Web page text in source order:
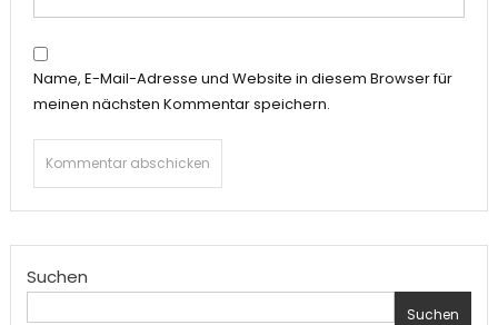
Name, E-Mail-Adresse und Website in diesem Browser für
meinen nächsten Kommentar speichern.
Suchen
Suchen